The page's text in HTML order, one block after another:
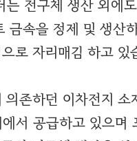
는 전구체 생산 외에
금속을 정제 및 생산
로 자리매김 하고 있
의존하던 이차전지 소
서 공급하고 있으며